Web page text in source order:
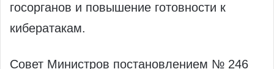
госорганов и повышение готовности к
кибератакам.
Совет Министров постановлением № 246